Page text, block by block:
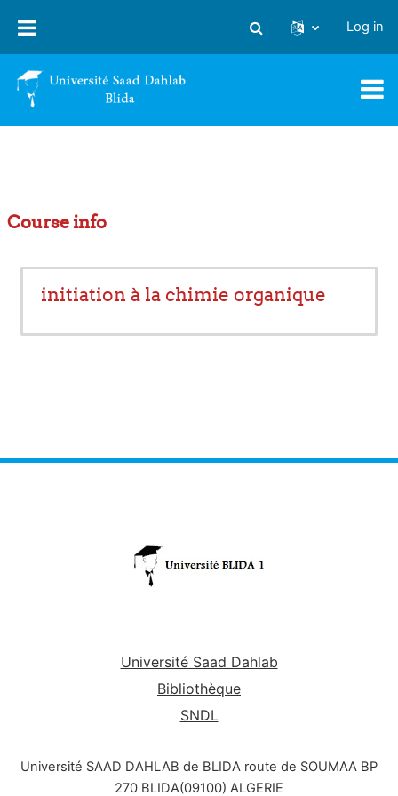
Toggle search input
Log in
Course info
initiation à la chimie organique
Université Saad Dahlab
Bibliothèque
SNDL
Université SAAD DAHLAB de BLIDA route de SOUMAA BP
270 BLIDA(09100) ALGERIE